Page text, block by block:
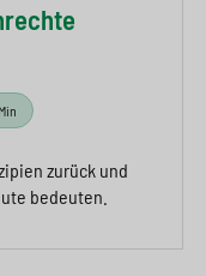
zurück und
bedeuten.